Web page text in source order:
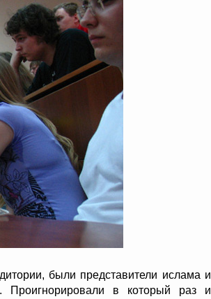
были представители ислама и
Проигнорировали в который раз и